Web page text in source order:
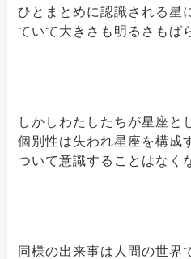
ひとまとめに認識される星
ていて大きさも明るさもば
しかしわたしたちが星座と
個別性は失われ星座を構成
ついて意識することはなく
同様の出来事は人間の世界